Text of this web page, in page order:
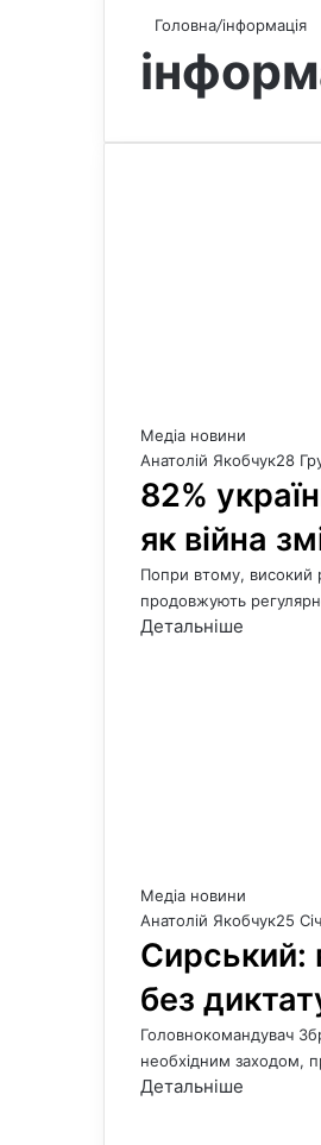
Головна/інформація
Медіа новини
Анатолій Якобчук28
82%
як війна
Попри втому, високий
продовжують
Детальніше
Медіа новини
Анатолій Якобчук25
Сирський:
без
Головнокомандувач
необхідним заходом,
Детальніше